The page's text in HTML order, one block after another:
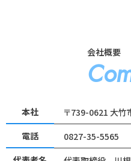
会社概要
本社
〒739-0621 大竹
電話
0827-35-5565